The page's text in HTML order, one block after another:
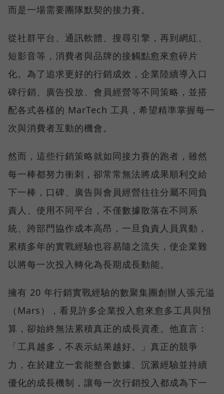
而是一場需要團隊默契的接力賽。
從社群平台、通訊軟體、搜尋引擎，再到網紅、
短影音等，消費者與品牌的接觸點愈來愈碎片
化。為了追求更好的行銷成效，企業陸續導入口
碑行銷、廣告投放、會員經營等不同策略，並搭
配各式各樣的 MarTech 工具，希望精準掌握每一
次與消費者互動的機會。
然而，這些行銷策略就如同接力賽的跑者，雖然
每一棒都努力衝刺，卻常常無法將成果順利交給
下一棒，口碑、廣告與會員經營往往分屬不同負
責人、使用不同平台，不僅數據散落在不同系
統、跨部門協作成本高昂，一旦負責人員異動，
累積多年的實戰經驗也容易隨之流失，使企業難
以將每一次投入轉化為長期成長動能。
擁有 20 年行銷實戰經驗的數聚集團創辦人張元溢
（Mars），看見許多企業投入愈來愈多工具與預
算，卻始終無法累積真正的成長資產。他直言：
「工具越多，不表示結果越好。」真正的競爭
力，在於建立一套能整合數據、沉澱經驗並持續
優化的成長機制，讓每一次行銷投入都成為下一